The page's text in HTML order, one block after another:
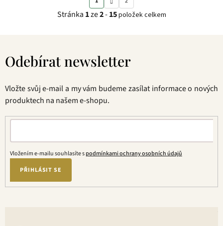
v
l
a
c
p
k
v
ý
s
t
r
o
á
Stránka 1ze2-15položek celkem
Odebírat newsletter
Vložte svůj e-mail a my vám budeme zasílat informace o nových
produktech na našem e-shopu.
Vložením e-mailu souhlasíte spodmínkami ochrany osobních údajů
PŘIHLÁSIT SE